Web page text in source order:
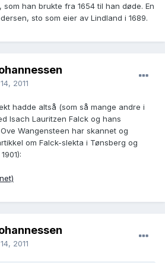
han brukte fra 1654 til han døde. En
sto som eier av Lindland i 1689.
2011
hadde altså (som så mange andre i
Isach Lauritzen Falck og hans
Wangensteen har skannet og
om Falck-slekta i Tønsberg og
2011